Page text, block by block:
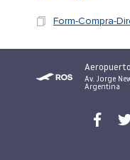
Form-Compra-
Av. Jorge
Argentina